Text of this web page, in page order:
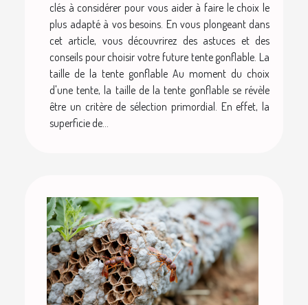
clés à considérer pour vous aider à faire le choix le
plus adapté à vos besoins. En vous plongeant dans
cet article, vous découvrirez des astuces et des
conseils pour choisir votre future tente gonflable. La
taille de la tente gonflable Au moment du choix
d'une tente, la taille de la tente gonflable se révèle
être un critère de sélection primordial. En effet, la
superficie de...